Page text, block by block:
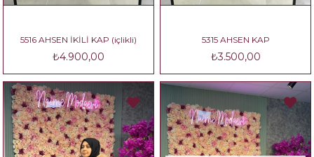
5516 AHSEN İKİLİ KAP (içlikli)
₺4.900,00
5315 AHSEN KAP
₺3.500,00